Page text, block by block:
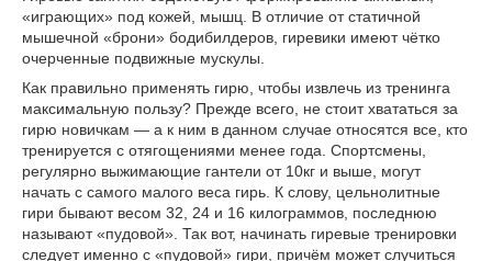
«играющих» под кожей, мышц. В отличие от статичной
мышечной «брони» бодибилдеров, гиревики имеют чётко
очерченные подвижные мускулы.
Как правильно применять гирю, чтобы извлечь из тренинга
максимальную пользу? Прежде всего, не стоит хвататься за
гирю новичкам — а к ним в данном случае относятся все, кто
тренируется с отягощениями менее года. Спортсмены,
регулярно выжимающие гантели от 10кг и выше, могут
начать с самого малого веса гирь. К слову, цельнолитные
гири бывают весом 32, 24 и 16 килограммов, последнюю
называют «пудовой». Так вот, начинать гиревые тренировки
следует именно с «пудовой» гири, причём может случиться